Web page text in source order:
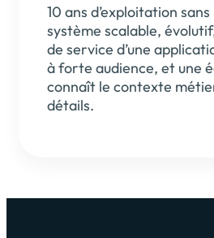
10 ans d’exploitation
système scalable,
de service d’une
à forte audience, et une
connaît le contexte
détails.